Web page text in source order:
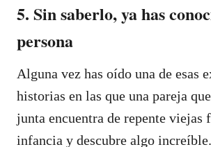
5. Sin saberlo, ya has
persona
Alguna vez has oído una de esas
historias en las que una pareja
junta encuentra de repente viejas
infancia y descubre algo increíble.